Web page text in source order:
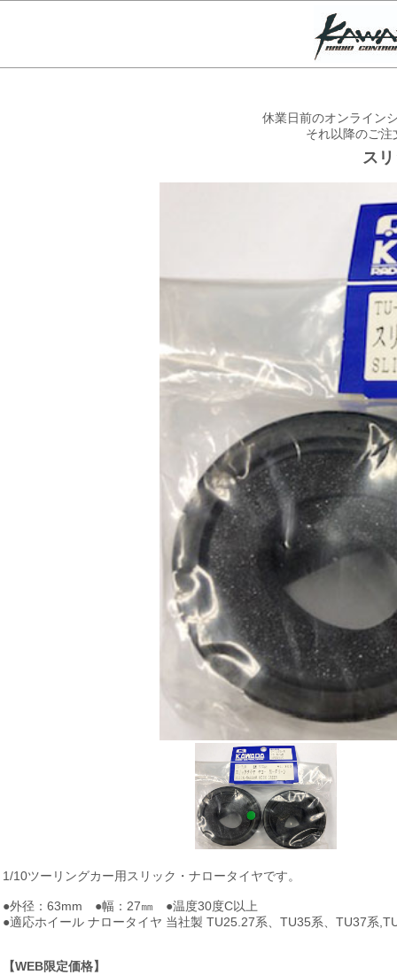
休業日前のオンライン
それ以降のご
ス
1/10ツーリングカー用スリック・ナロータイヤです。
●外径：63mm ●幅：27㎜ ●温度30度C以上
●適応ホイール ナロータイヤ 当社製 TU25.27系、TU35系、TU37系
【WEB限定価格】